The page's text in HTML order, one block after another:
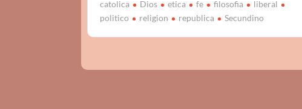
catolica Dios etica fe filosofia
liberal
politico
religion republica Secundino